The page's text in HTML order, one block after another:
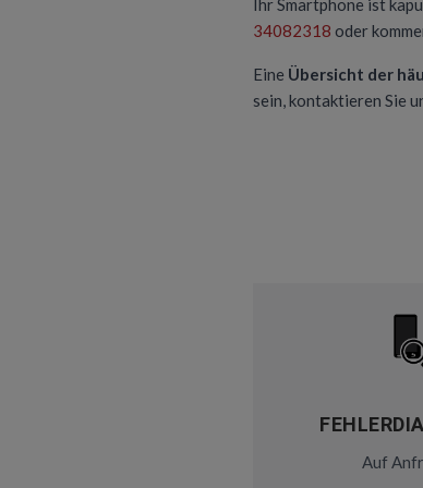
Ihr Smartphone ist
34082318 oder
Eine Übersicht der
sein, kontaktieren Sie
Auf